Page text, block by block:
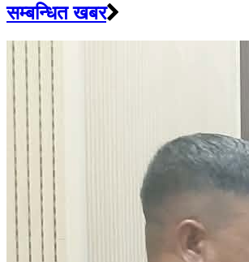
सम्बन्धित खबर